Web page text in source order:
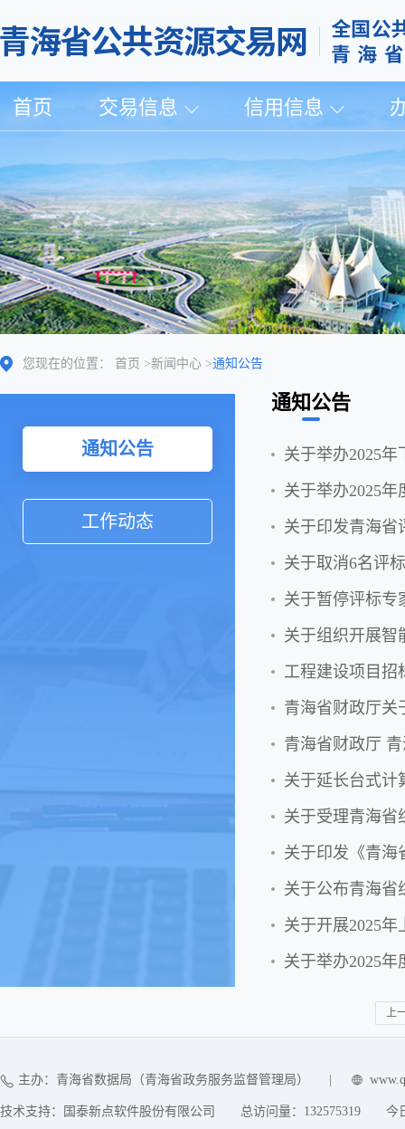
首页 交易信息 信用信息
您现在的位置： 首页 >新闻中心 >通知公告
通知公告
工作动态
通知公告
关于举办2025
关于举办2025
关于印发青海省
关于取消6名评
关于暂停评标专
关于组织开展智
工程建设项目招
青海省财政厅关
青海省财政厅
关于延长台式计
关于受理青海省
关于印发《青海
关于公布青海省
关于开展2025
关于举办2025
上
主办：青海省数据局（青海省政务服务监督管理局）
技术支持：国泰新点软件股份有限公司 总访问量： 132575319 今